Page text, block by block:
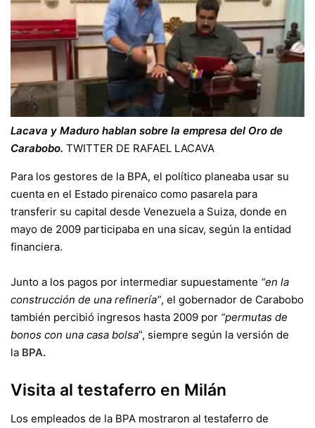
Lacava y Maduro hablan sobre la empresa del Oro de
Carabobo. TWITTER DE RAFAEL LACAVA
Para los gestores de la BPA, el político planeaba usar su
cuenta en el Estado pirenaico como pasarela para
transferir su capital desde Venezuela a Suiza, donde en
mayo de 2009 participaba en una sicav, según la entidad
financiera.
Junto a los pagos por intermediar supuestamente “en la
construcción de una refinería”, el gobernador de Carabobo
también percibió ingresos hasta 2009 por “permutas de
bonos con una casa bolsa”, siempre según la versión de
la BPA.
Visita al testaferro en Milán
Los empleados de la BPA mostraron al testaferro de